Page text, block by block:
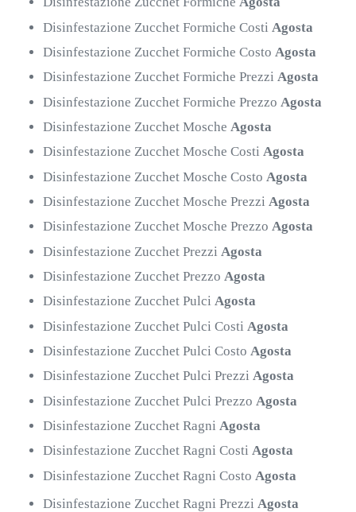
Disinfestazione Zucchet Formiche Costi Agosta
Disinfestazione Zucchet Formiche CostoAgosta
Disinfestazione Zucchet Formiche PrezziAgosta
Disinfestazione Zucchet Formiche Prezzo Agosta
Disinfestazione Zucchet MoscheAgosta
Disinfestazione Zucchet Mosche CostiAgosta
Disinfestazione Zucchet Mosche Costo Agosta
Disinfestazione Zucchet Mosche PrezziAgosta
Disinfestazione Zucchet Mosche PrezzoAgosta
Disinfestazione Zucchet Prezzi Agosta
Disinfestazione Zucchet PrezzoAgosta
Disinfestazione Zucchet PulciAgosta
Disinfestazione Zucchet Pulci Costi Agosta
Disinfestazione Zucchet Pulci CostoAgosta
Disinfestazione Zucchet Pulci PrezziAgosta
Disinfestazione Zucchet Pulci Prezzo Agosta
Disinfestazione Zucchet RagniAgosta
Disinfestazione Zucchet Ragni CostiAgosta
Disinfestazione Zucchet Ragni Costo Agosta
Disinfestazione Zucchet Ragni Prezzi Agosta